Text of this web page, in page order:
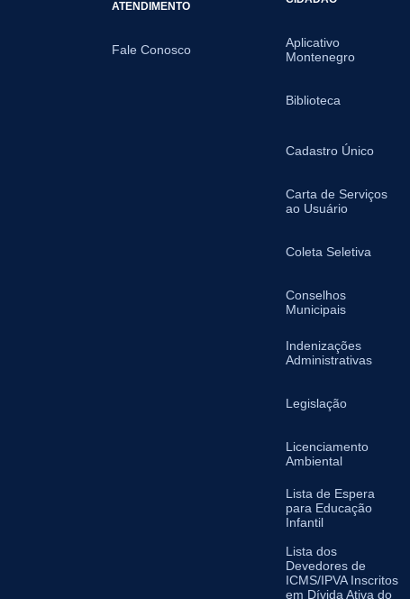
ATENDIMENTO
Fale Conosco
Aplicativo
Montenegro
Biblioteca
Cadastro Único
Carta de Serviços
ao Usuário
Coleta Seletiva
Conselhos
Municipais
Indenizações
Administrativas
Legislação
Licenciamento
Ambiental
Lista de Espera
para Educação
Infantil
Lista dos
Devedores de
ICMS/IPVA Inscritos
em Dívida Ativa do